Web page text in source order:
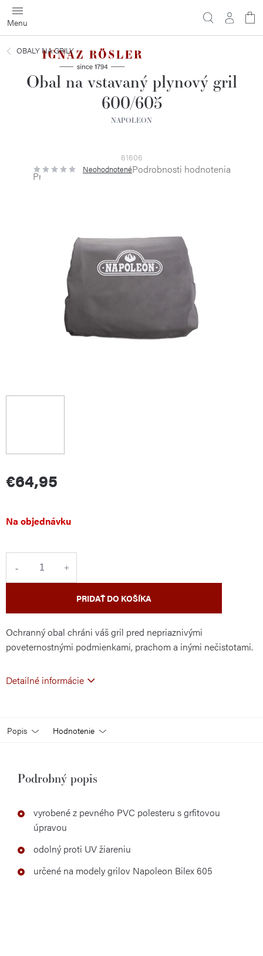
Prejsť
na
obsah
OBALY NA GRILY
Obal na vstavaný plynový gril
600/605
NAPOLEON
61606
Priemerné
hodnotenie
NeohodnotenéPodrobnosti hodnotenia
€64,95
Jednotková
cena:
Na objednávku
PRIDAŤ DO KOŠÍKA
Ochranný obal chráni váš gril pred nepriaznivými
poveternostnými podmienkami, prachom a inými nečistotami.
Detailné informácie
Popis Hodnotenie
Podrobný popis
vyrobené z pevného PVC polesteru s grfitovou
úpravou
odolný proti UV žiareniu
určené na modely grilov Napoleon Bilex 605